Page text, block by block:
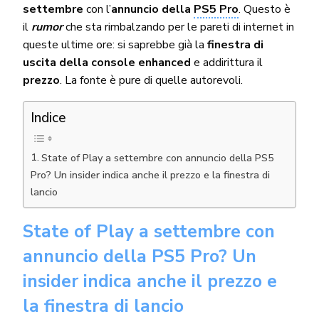
settembre con l’annuncio della PS5 Pro. Questo è
il rumorche sta rimbalzando per le pareti di internet in
queste ultime ore: si saprebbe già lafinestra di
uscita della console enhanced e addirittura il
prezzo. La fonte è pure di quelle autorevoli.
Indice
State of Play a settembre con annuncio della PS5
Pro? Un insider indica anche il prezzo e la finestra di
lancio
State of Play a settembre con
annuncio della PS5 Pro? Un
insider indica anche il prezzo e
la finestra di lancio